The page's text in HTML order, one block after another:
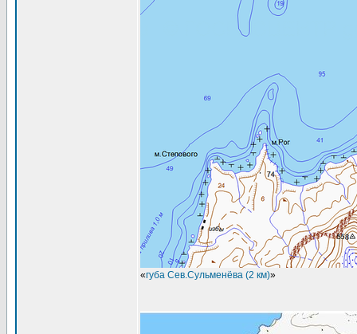
«губа Сев.Сульменёва (2 км)»